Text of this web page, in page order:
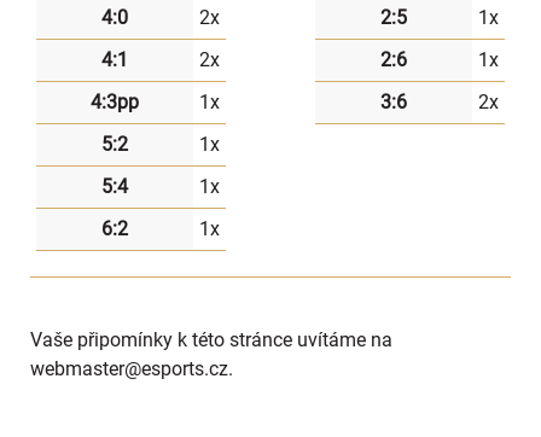
4:0
2x
4:1
2x
4:3pp
1x
5:2
1x
5:4
1x
6:2
1x
2:5
1x
2:6
1x
3:6
2x
Vaše připomínky k této stránce uvítáme na
webmaster@esports.cz.